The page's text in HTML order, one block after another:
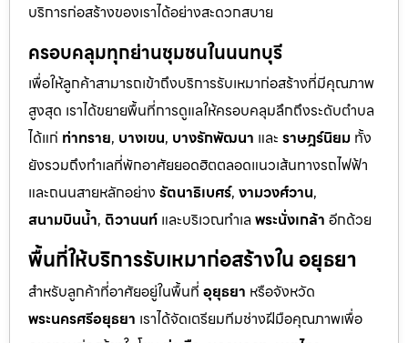
บริการก่อสร้างของเราได้อย่างสะดวกสบาย
ครอบคลุมทุกย่านชุมชนในนนทบุรี
เพื่อให้ลูกค้าสามารถเข้าถึงบริการรับเหมาก่อสร้างที่มีคุณภาพ
สูงสุด เราได้ขยายพื้นที่การดูแลให้ครอบคลุมลึกถึงระดับตำบล
ได้แก่ ท่าทราย, บางเขน, บางรักพัฒนา และ ราษฎร์นิยม ทั้ง
ยังรวมถึงทำเลที่พักอาศัยยอดฮิตตลอดแนวเส้นทางรถไฟฟ้า
และถนนสายหลักอย่าง รัตนาธิเบศร์, งามวงศ์วาน,
สนามบินน้ำ, ติวานนท์ และบริเวณทำเล พระนั่งเกล้า อีกด้วย
พื้นที่ให้บริการรับเหมาก่อสร้างใน อยุธยา
สำหรับลูกค้าที่อาศัยอยู่ในพื้นที่ อุยุธยา หรือจังหวัด
พระนครศรีอยุธยา เราได้จัดเตรียมทีมช่างฝีมือคุณภาพเพื่อ